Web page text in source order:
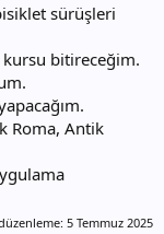
sürüşleri
bitireceğim.
Roma, Antik
5 Temmuz 2025